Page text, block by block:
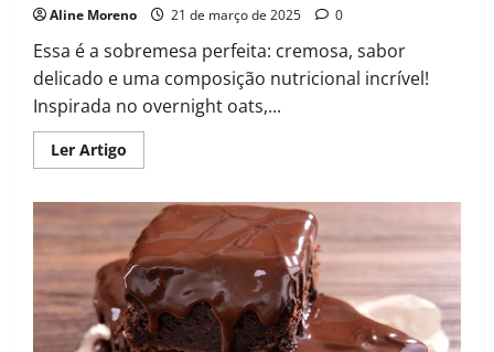
Aline Moreno 21 de março de 2025 0
Essa é a sobremesa perfeita: cremosa, sabor
delicado e uma composição nutricional incrível!
Inspirada no overnight oats,...
Ler Artigo
more
Framboesa
Proteico